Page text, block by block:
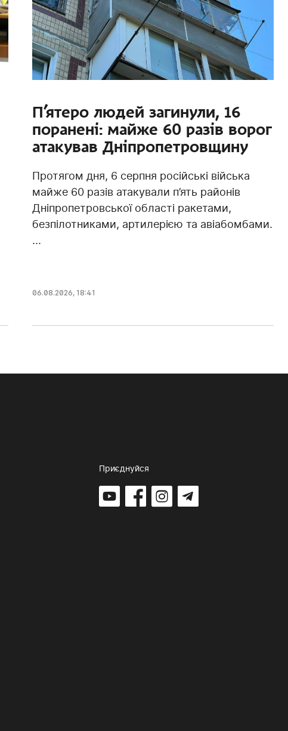
П’ятеро людей загинули, 16
поранені: майже 60 разів ворог
атакував Дніпропетровщину
Протягом дня, 6 серпня російські війська
майже 60 разів атакували п’ять районів
Дніпропетровської області ракетами,
безпілотниками, артилерією та авіабомбами.
...
06.08.2026, 18:41
Приєднуйся